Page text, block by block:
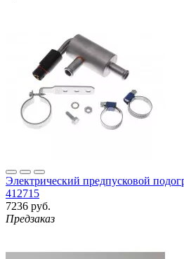
Электрический предпусковой
412715
7236 руб.
Предзаказ